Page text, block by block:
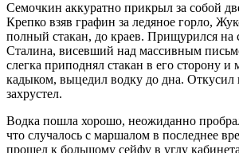
Семочкин аккуратно прикрыл за собой
Крепко взяв графин за ледяное горло,
полный стакан, до краев. Прищурился на
Сталина, висевший над массивным
слегка приподнял стакан в его сторону и
кадыком, выцедил водку до дна. Откусил
захрустел.
Водка пошла хорошо, неожиданно
что случалось с маршалом в последнее
прошел к большому сейфу в углу